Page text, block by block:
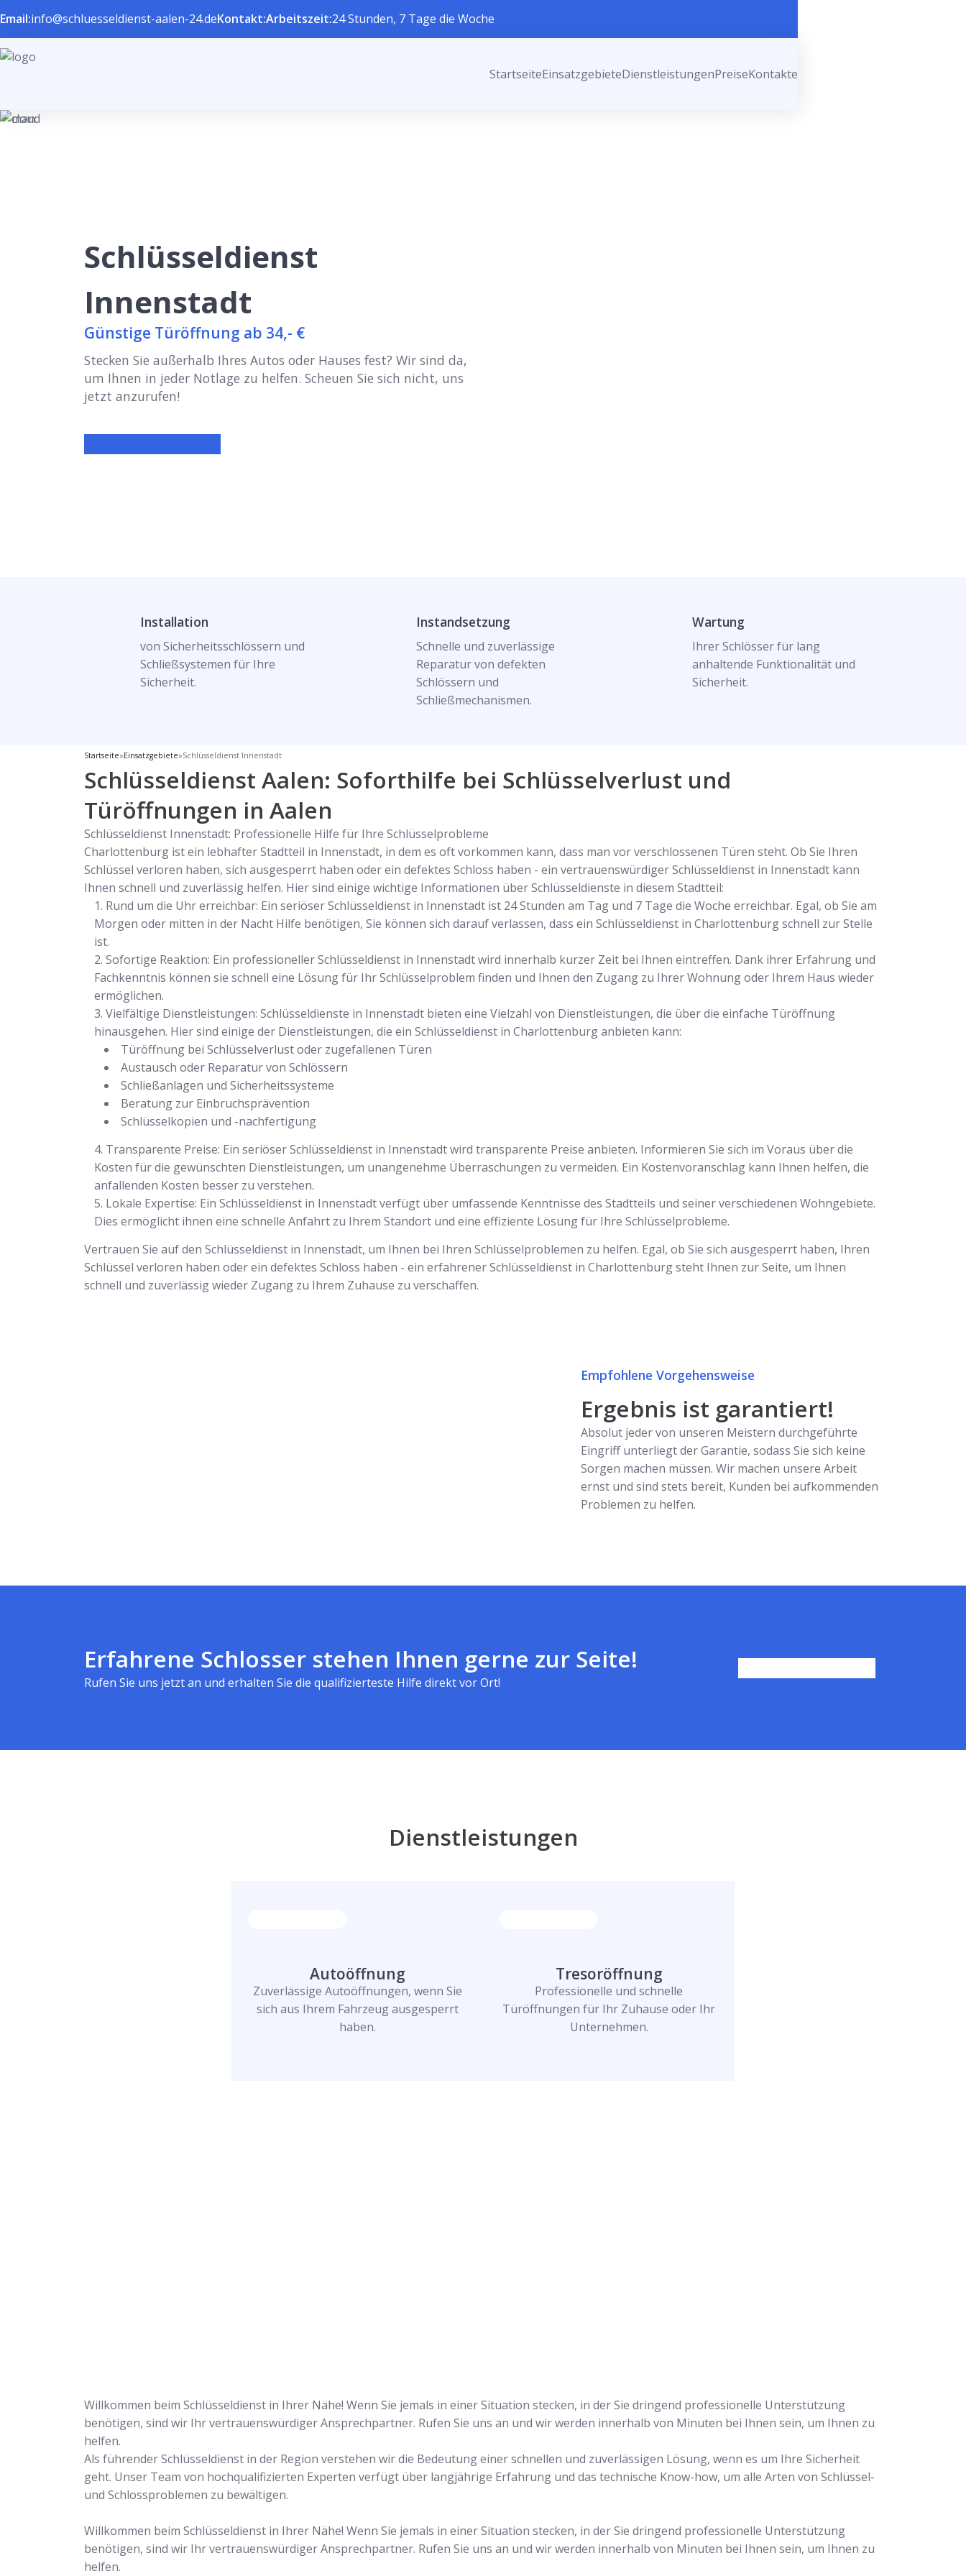
Email:info@schluesseldienst-aalen-24.deKontakt:Arbeitszeit:24 Stunden, 7 Tage die Woche
StartseiteEinsatzgebieteDienstleistungenPreiseKontakte
Schlüsseldienst
Innenstadt
Günstige Türöffnung ab 34,- €
Stecken Sie außerhalb Ihres Autos oder Hauses fest? Wir sind da,
um Ihnen in jeder Notlage zu helfen. Scheuen Sie sich nicht, uns
jetzt anzurufen!
Installation
von Sicherheitsschlössern und
Schließsystemen für Ihre
Sicherheit.
Instandsetzung
Schnelle und zuverlässige
Reparatur von defekten
Schlössern und
Schließmechanismen.
Wartung
Ihrer Schlösser für lang
anhaltende Funktionalität und
Sicherheit.
Startseite»Einsatzgebiete»Schlüsseldienst Innenstadt
Schlüsseldienst Aalen: Soforthilfe bei Schlüsselverlust und
Türöffnungen in Aalen
Schlüsseldienst Innenstadt: Professionelle Hilfe für Ihre Schlüsselprobleme
Charlottenburg ist ein lebhafter Stadtteil in Innenstadt, in dem es oft vorkommen kann, dass man vor verschlossenen Türen steht. Ob Sie Ihren
Schlüssel verloren haben, sich ausgesperrt haben oder ein defektes Schloss haben - ein vertrauenswürdiger Schlüsseldienst in Innenstadt kann
Ihnen schnell und zuverlässig helfen. Hier sind einige wichtige Informationen über Schlüsseldienste in diesem Stadtteil:
Rund um die Uhr erreichbar: Ein seriöser Schlüsseldienst in Innenstadt ist 24 Stunden am Tag und 7 Tage die Woche erreichbar. Egal, ob Sie am
Morgen oder mitten in der Nacht Hilfe benötigen, Sie können sich darauf verlassen, dass ein Schlüsseldienst in Charlottenburg schnell zur Stelle
ist.
Sofortige Reaktion: Ein professioneller Schlüsseldienst in Innenstadt wird innerhalb kurzer Zeit bei Ihnen eintreffen. Dank ihrer Erfahrung und
Fachkenntnis können sie schnell eine Lösung für Ihr Schlüsselproblem finden und Ihnen den Zugang zu Ihrer Wohnung oder Ihrem Haus wieder
ermöglichen.
Vielfältige Dienstleistungen: Schlüsseldienste in Innenstadt bieten eine Vielzahl von Dienstleistungen, die über die einfache Türöffnung
hinausgehen. Hier sind einige der Dienstleistungen, die ein Schlüsseldienst in Charlottenburg anbieten kann:
Türöffnung bei Schlüsselverlust oder zugefallenen Türen
Austausch oder Reparatur von Schlössern
Schließanlagen und Sicherheitssysteme
Beratung zur Einbruchsprävention
Schlüsselkopien und -nachfertigung
Transparente Preise: Ein seriöser Schlüsseldienst in Innenstadt wird transparente Preise anbieten. Informieren Sie sich im Voraus über die
Kosten für die gewünschten Dienstleistungen, um unangenehme Überraschungen zu vermeiden. Ein Kostenvoranschlag kann Ihnen helfen, die
anfallenden Kosten besser zu verstehen.
Lokale Expertise: Ein Schlüsseldienst in Innenstadt verfügt über umfassende Kenntnisse des Stadtteils und seiner verschiedenen Wohngebiete.
Dies ermöglicht ihnen eine schnelle Anfahrt zu Ihrem Standort und eine effiziente Lösung für Ihre Schlüsselprobleme.
Vertrauen Sie auf den Schlüsseldienst in Innenstadt, um Ihnen bei Ihren Schlüsselproblemen zu helfen. Egal, ob Sie sich ausgesperrt haben, Ihren
Schlüssel verloren haben oder ein defektes Schloss haben - ein erfahrener Schlüsseldienst in Charlottenburg steht Ihnen zur Seite, um Ihnen
schnell und zuverlässig wieder Zugang zu Ihrem Zuhause zu verschaffen.
Empfohlene Vorgehensweise
Ergebnis ist garantiert!
Absolut jeder von unseren Meistern durchgeführte
Eingriff unterliegt der Garantie, sodass Sie sich keine
Sorgen machen müssen. Wir machen unsere Arbeit
ernst und sind stets bereit, Kunden bei aufkommenden
Problemen zu helfen.
Erfahrene Schlosser stehen Ihnen gerne zur Seite!
Rufen Sie uns jetzt an und erhalten Sie die qualifizierteste Hilfe direkt vor Ort!
Dienstleistungen
Autoöffnung
Zuverlässige Autoöffnungen, wenn Sie
sich aus Ihrem Fahrzeug ausgesperrt
haben.
Tresoröffnung
Professionelle und schnelle
Türöffnungen für Ihr Zuhause oder Ihr
Unternehmen.
Willkommen beim Schlüsseldienst in Ihrer Nähe! Wenn Sie jemals in einer Situation stecken, in der Sie dringend professionelle Unterstützung
benötigen, sind wir Ihr vertrauenswürdiger Ansprechpartner. Rufen Sie uns an und wir werden innerhalb von Minuten bei Ihnen sein, um Ihnen zu
helfen.
Als führender Schlüsseldienst in der Region verstehen wir die Bedeutung einer schnellen und zuverlässigen Lösung, wenn es um Ihre Sicherheit
geht. Unser Team von hochqualifizierten Experten verfügt über langjährige Erfahrung und das technische Know-how, um alle Arten von Schlüssel-
und Schlossproblemen zu bewältigen.
Willkommen beim Schlüsseldienst in Ihrer Nähe! Wenn Sie jemals in einer Situation stecken, in der Sie dringend professionelle Unterstützung
benötigen, sind wir Ihr vertrauenswürdiger Ansprechpartner. Rufen Sie uns an und wir werden innerhalb von Minuten bei Ihnen sein, um Ihnen zu
helfen.